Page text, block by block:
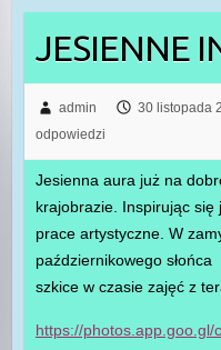
JESIENNE
admin 30 listopada
odpowiedzi
Jesienna aura już na
krajobrazie. Inspirując się
prace artystyczne. W
październikowego słońca
szkice w czasie zajęć z
https://photos.app.goo.gl/